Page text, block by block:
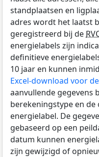
standplaatsen en
adres wordt het laatst
geregistreerd bij de
energielabels zijn
definitieve
10 jaar en kunnen
Excel-download voor
aanvullende gegevens
berekeningstype en
energielabel. De
gebaseerd op een
datum kunnen
zijn gewijzigd of